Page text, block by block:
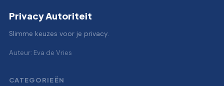
Privacy Autoriteit
Slimme keuzes voor je privacy.
Auteur: Eva de Vries
CATEGORIEËN